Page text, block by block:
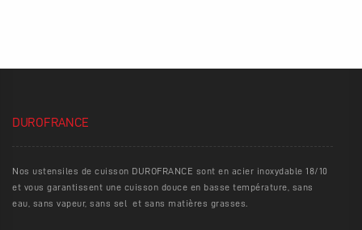
DUROFRANCE
Nos ustensiles de cuisson DUROFRANCE sont en acier inoxydable 18/10
et vous garantissent une cuisson douce en basse température, sans
eau, sans vapeur, sans sel et sans matières grasses.